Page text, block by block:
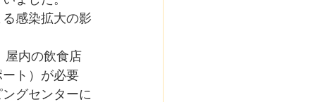
感染拡大の影
屋内の飲食店
ト）が必要
グセンターに